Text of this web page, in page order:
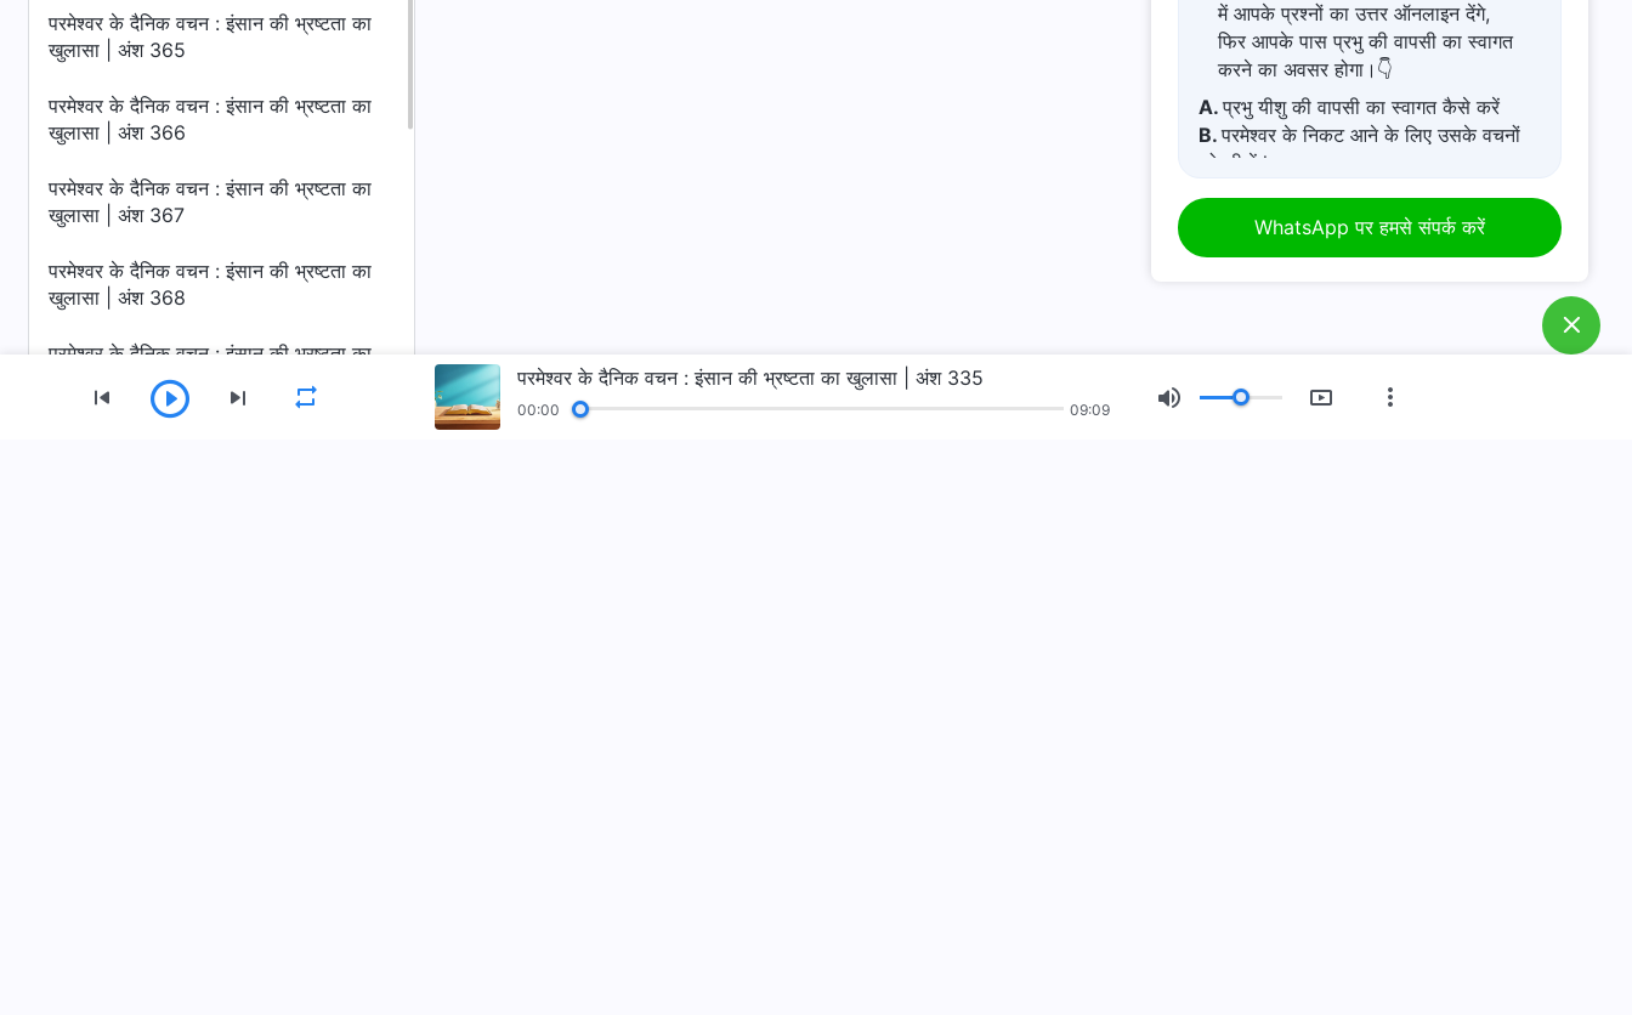
परमेश्वर के दैनिक वचन : इंसान की भ्रष्टता का
खुलासा | अंश 365
परमेश्वर के दैनिक वचन : इंसान की भ्रष्टता का
खुलासा | अंश 366
परमेश्वर के दैनिक वचन : इंसान की भ्रष्टता का
खुलासा | अंश 367
परमेश्वर के दैनिक वचन : इंसान की भ्रष्टता का
खुलासा | अंश 368
परमेश्वर के दैनिक वचन : इंसान की भ्रष्टता का
खुलासा | अंश 369
में आपके प्रश्नों का उत्तर ऑनलाइन देंगे,
फिर आपके पास प्रभु की वापसी का स्वागत
करने का अवसर होगा।👇
A.प्रभु यीशु की वापसी का स्वागत कैसे करें
B.परमेश्वर के निकट आने के लिए उसके वचनों
को सीखें l
मेरे पास एक प्रार्थना अनुरोध है।
कठिन समय में परमेश्वर में अपनी आस्था कैसे
WhatsApp पर हमसे संपर्क करें
परमेश्वर के दैनिक वचन : इंसान की भ्रष्टता का खुलासा | अंश 335
00:00 09:09